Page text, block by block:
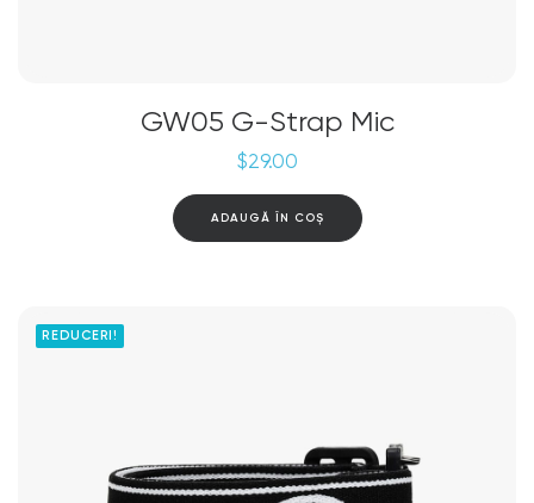
GW05 G-Strap Mic
$29.00
ADAUGĂ ÎN COȘ
REDUCERI!